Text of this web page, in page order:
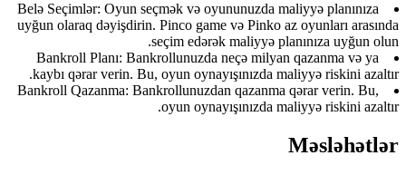
Belə Seçimlər: Oyun seçmək və oyununuzda maliyyə planınıza
uyğun olaraq dəyişdirin. Pinco game və Pinko az oyunları arasında
seçim edərək maliyyə planınıza uyğun olun.
Bankroll Planı: Bankrollunuzda neçə milyan qazanma və ya
kaybı qərar verin. Bu, oyun oynayışınızda maliyyə riskini azaltır.
Bankroll Qazanma: Bankrollunuzdan qazanma qərar verin. Bu,
oyun oynayışınızda maliyyə riskini azaltır.
Məsləhətlər